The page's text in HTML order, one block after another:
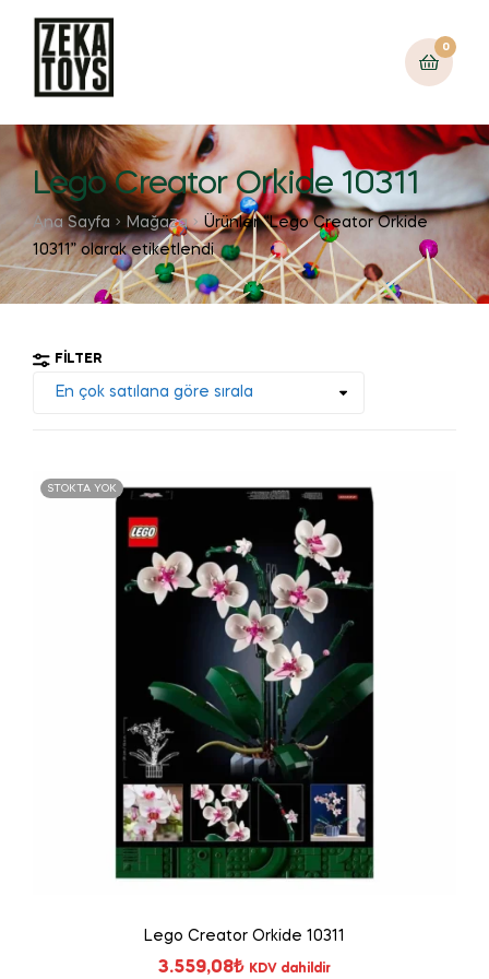
0
Lego Creator Orkide 10311
Ana Sayfa Mağaza
Ürünler “Lego Creator Orkide
10311” olarak etiketlendi
FILTER
STOKTA YOK
Lego Creator Orkide 10311
3.559,08₺ KDV dahildir